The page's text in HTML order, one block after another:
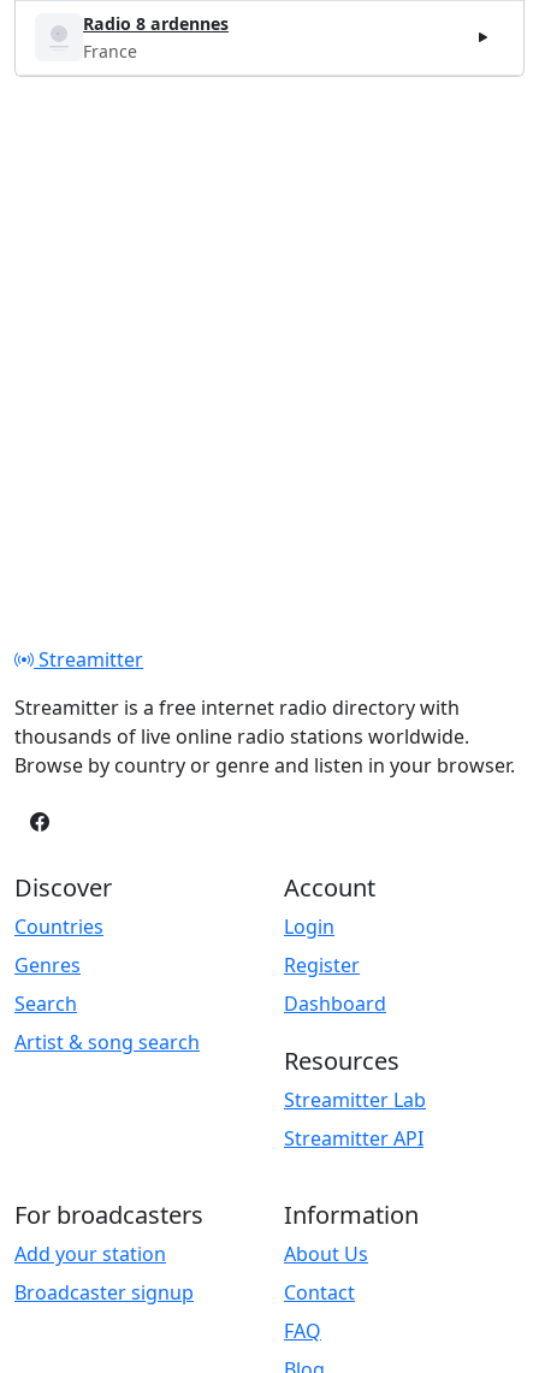
Radio 8 ardennes
France
Streamitter
Streamitter is a free internet radio directory with
thousands of live online radio stations worldwide.
Browse by country or genre and listen in your browser.
Discover
Countries
Genres
Search
Artist & song search
Account
Login
Register
Dashboard
Resources
Streamitter Lab
Streamitter API
For broadcasters
Add your station
Broadcaster signup
Information
About Us
Contact
FAQ